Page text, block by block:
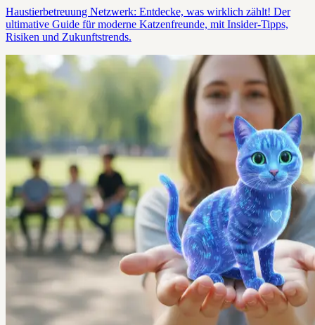
Haustierbetreuung Netzwerk: Entdecke, was wirklich zählt! Der
ultimative Guide für moderne Katzenfreunde, mit Insider-Tipps,
Risiken und Zukunftstrends.